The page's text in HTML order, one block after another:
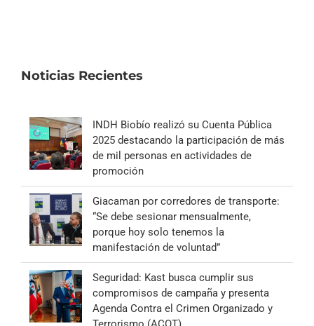
Noticias Recientes
INDH Biobío realizó su Cuenta Pública
2025 destacando la participación de más
de mil personas en actividades de
promoción
Giacaman por corredores de transporte:
“Se debe sesionar mensualmente,
porque hoy solo tenemos la
manifestación de voluntad”
Seguridad: Kast busca cumplir sus
compromisos de campaña y presenta
Agenda Contra el Crimen Organizado y